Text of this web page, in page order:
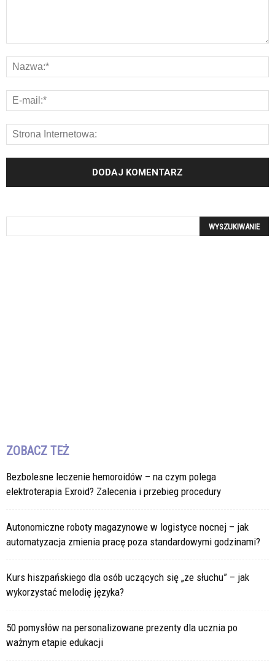
ZOBACZ TEŻ
Bezbolesne leczenie hemoroidów – na czym polega
elektroterapia Exroid? Zalecenia i przebieg procedury
Autonomiczne roboty magazynowe w logistyce nocnej – jak
automatyzacja zmienia pracę poza standardowymi godzinami?
Kurs hiszpańskiego dla osób uczących się „ze słuchu” – jak
wykorzystać melodię języka?
50 pomysłów na personalizowane prezenty dla ucznia po
ważnym etapie edukacji